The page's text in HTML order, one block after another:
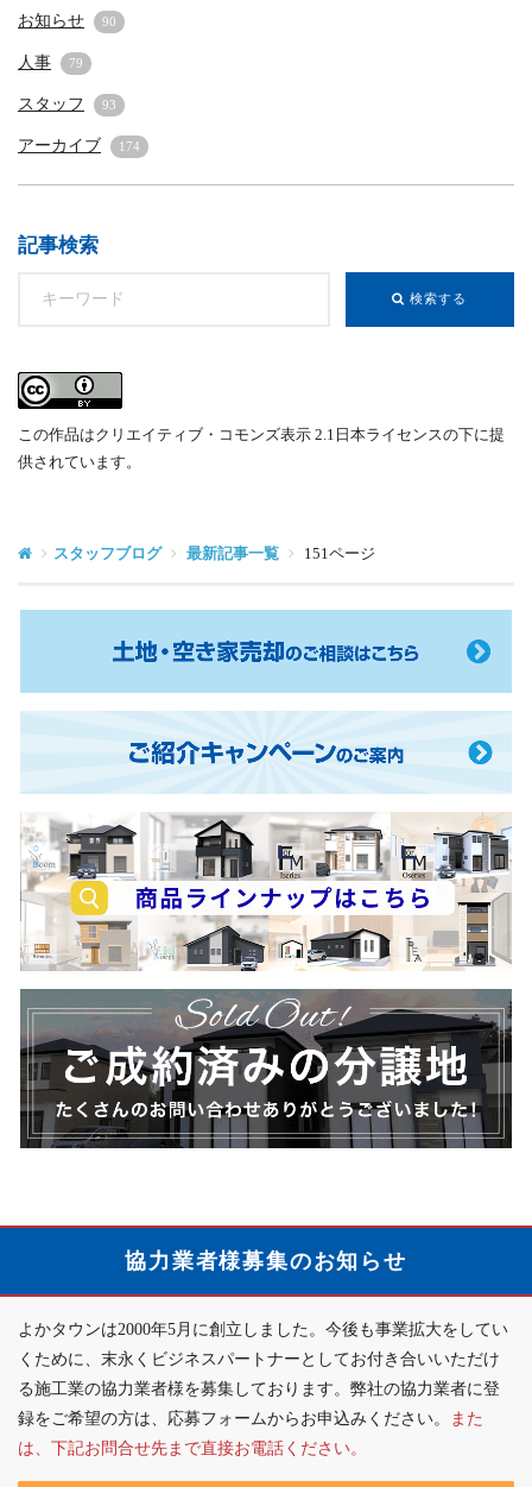
お知らせ 90
人事 79
スタッフ 93
アーカイブ 174
記事検索
この作品はクリエイティブ・コモンズ表示 2.1日本ライセンスの下に提
供されています。
スタッフブログ 最新記事一覧 151ページ
き
家
売
却
ご
相
こ
ち
ご
紹
介
キ
ャ
ン
ペ
ー
ン
の
ご
案
商
品
ラ
イ
ン
ナ
は
か
ら
約
分
譲
地
詳
細
協力業者様募集のお知らせ
よかタウンは2000年5月に創立しました。今後も事業拡大をしてい
くために、末永くビジネスパートナーとしてお付き合いいただけ
る施工業の協力業者様を募集しております。弊社の協力業者に登
録をご希望の方は、応募フォームからお申込みください。
また
は、下記お問合せ先まで直接お電話ください。